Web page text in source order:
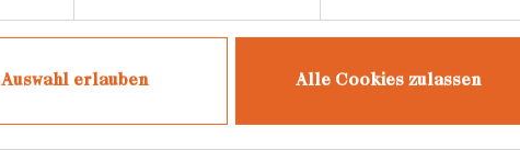
Auswahl erlauben Alle Cookies zulassen